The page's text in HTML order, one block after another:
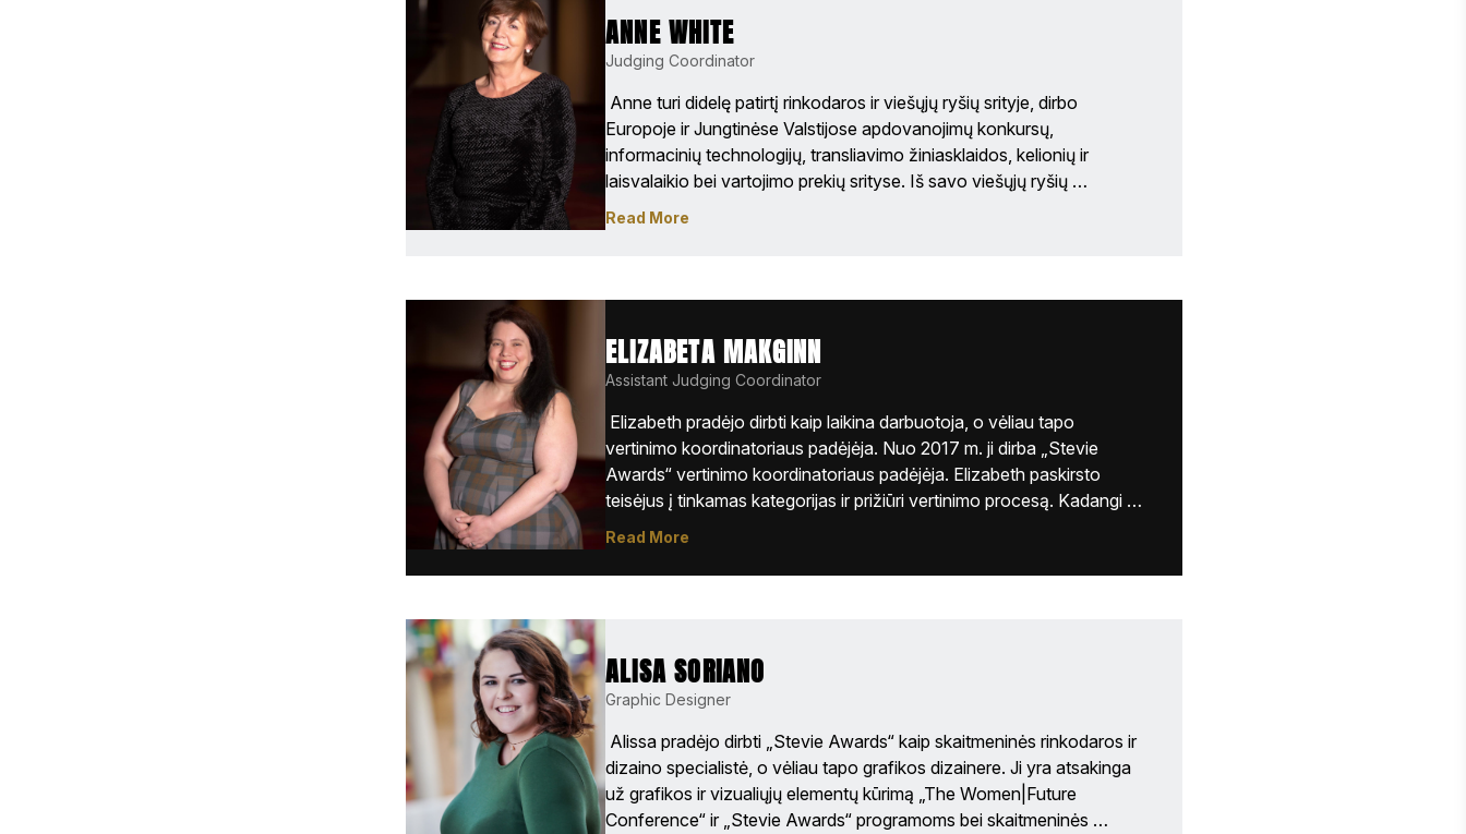
ANNE WHITE
Judging Coordinator
Anne turi didelę patirtį rinkodaros ir viešųjų ryšių srityje, dirbo
Europoje ir Jungtinėse Valstijose apdovanojimų konkursų,
informacinių technologijų, transliavimo žiniasklaidos, kelionių ir
laisvalaikio bei vartojimo prekių srityse. Iš savo viešųjų ryšių
agentūros Londone, Jungtinėje Karalystėje, Anne persikėlė į
verslo vadybos sertifikatą iš Baruch College, Niujorke, ir studijavo
vokiečių, prancūzų ir ispanų kalbas Vienos universitete. Ji laisvai
Read More
ELIZABETA MAKGINN
Assistant Judging Coordinator
Elizabeth pradėjo dirbti kaip laikina darbuotoja, o vėliau tapo
vertinimo koordinatoriaus padėjėja. Nuo 2017 m. ji dirba „Stevie
Awards“ vertinimo koordinatoriaus padėjėja. Elizabeth paskirsto
teisėjus į tinkamas kategorijas ir prižiūri vertinimo procesą. Kadangi
„Stevie Awards“ programoms reikia vis daugiau teisėjų, ji taip pat
Elizabeth paprastai galima sutikti „Stevie Awards“ renginiuose
Read More
ALISA SORIANO
Graphic Designer
Alissa pradėjo dirbti „Stevie Awards“ kaip skaitmeninės rinkodaros ir
dizaino specialistė, o vėliau tapo grafikos dizainere. Ji yra atsakinga
už grafikos ir vizualiųjų elementų kūrimą „The Women|Future
Conference“ ir „Stevie Awards“ programoms bei skaitmeninės